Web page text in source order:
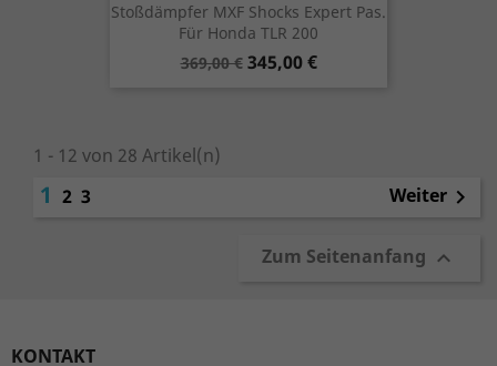
Stoßdämpfer MXF Shocks Expert Pas.
Für Honda TLR 200
Verkaufspreis
369,00 € Preis
345,00 €
1 - 12 von 28 Artikel(n)
1 2 3 Weiter 
Zum Seitenanfang 
KONTAKT